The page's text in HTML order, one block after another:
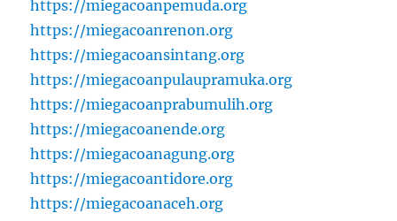
https://miegacoanpemuda.org
https://miegacoanrenon.org
https://miegacoansintang.org
https://miegacoanpulaupramuka.org
https://miegacoanprabumulih.org
https://miegacoanende.org
https://miegacoanagung.org
https://miegacoantidore.org
https://miegacoanaceh.org